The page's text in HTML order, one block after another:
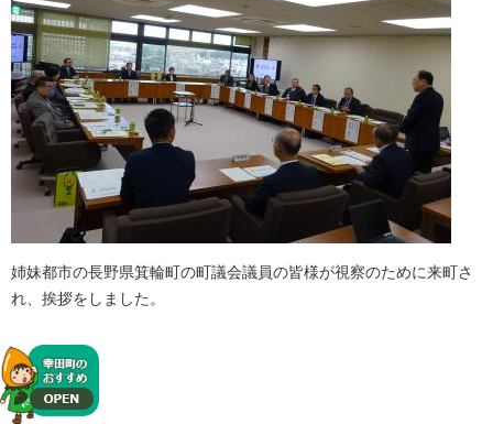
姉妹都市の長野県箕輪町の町議会議員の皆様が視察のために来町さ
れ、挨拶をしました。